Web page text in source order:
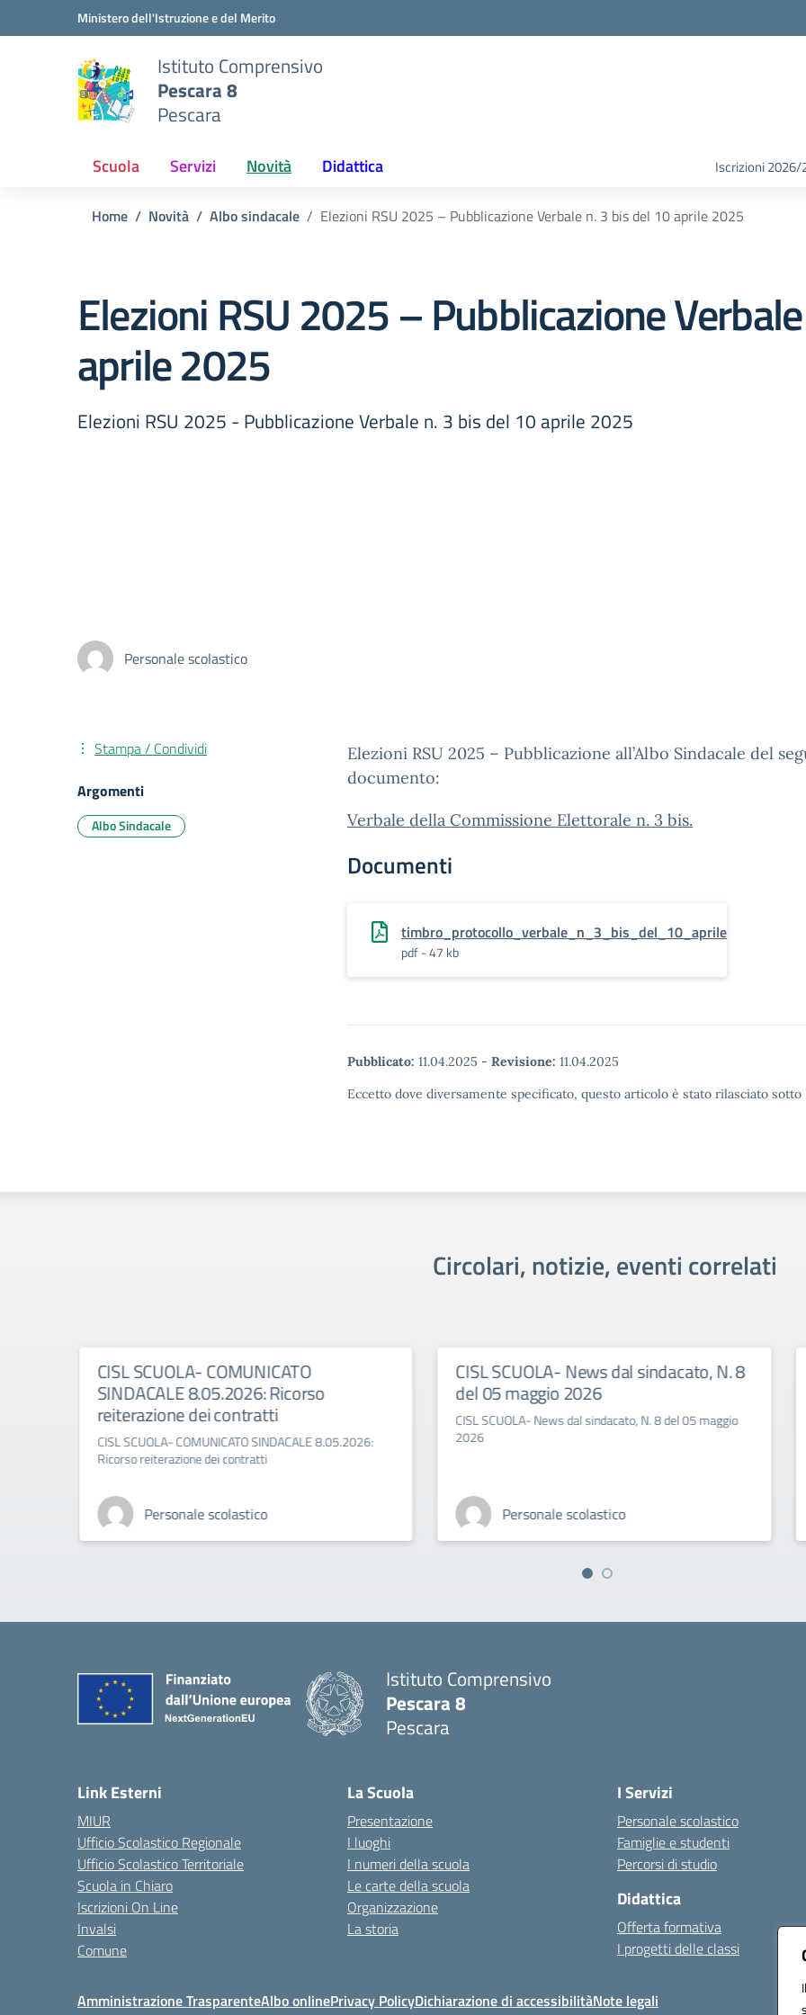
Vai ai contenuti
Vai al menu di navigazioneMinistero dell'Istruzione e del Merito
Istituto Comprensivo
Pescara 8
Pescara
Scuola Servizi Novità Didattica Iscrizioni 2026/
Home Novità Albo sindacale Elezioni RSU 2025 – Pubblicazione Verbale n. 3 bis del 10 aprile 2025
Elezioni RSU 2025 – Pubblicazione
aprile 2025
Elezioni RSU 2025 - Pubblicazione Verbale n. 3 bis del 10 aprile 2025
Personale scolastico
Elezioni RSU 2025 – Pubblicazione all’Albo Sindacale del
documento:
Verbale della Commissione Elettorale n. 3 bis.
Documenti
timbro_protocollo_verbale_n_3_bis_del_10_aprile
pdf - 47 kb
Pubblicato: 11.04.2025 - Revisione: 11.04.2025
Eccetto dove diversamente specificato, questo articolo è stato rilasciato
Stampa / Condividi
Argomenti
Albo Sindacale
Circolari, notizie, eventi correlati
CISL SCUOLA- COMUNICATO
SINDACALE 8.05.2026: Ricorso
reiterazione dei contratti
CISL SCUOLA- COMUNICATO SINDACALE 8.05.2026:
Ricorso reiterazione dei contratti
Personale scolastico
CISL SCUOLA- News dal sindacato, N. 8
del 05 maggio 2026
CISL SCUOLA- News dal sindacato, N. 8 del 05 maggio
2026
Personale scolastico
Istituto Comprensivo
Pescara 8
Pescara
Link Esterni
MIUR
Ufficio Scolastico Regionale
Ufficio Scolastico Territoriale
Scuola in Chiaro
Iscrizioni On Line
Invalsi
Comune
La Scuola
Presentazione
I luoghi
I numeri della scuola
Le carte della scuola
Organizzazione
La storia
I Servizi
Personale scolastico
Famiglie e studenti
Percorsi di studio
Didattica
Offerta formativa
I progetti delle classi
Amministrazione TrasparenteAlbo onlinePrivacy PolicyDichiarazione di accessibilitàNote legali